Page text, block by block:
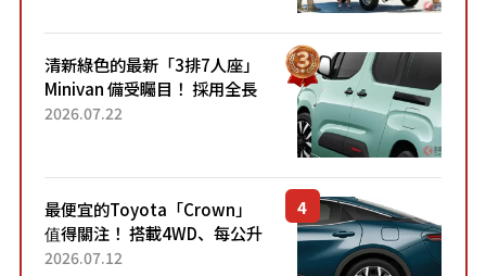
清新綠色的最新「3排7人座」
Minivan 備受矚目！ 採用全長
4.7公尺剛剛好的車身尺寸與
2026.07.22
最便宜的Toyota「Crown」
值得關注！ 搭載4WD、每公升
22.4公里低油耗表現超亮眼！
2026.07.12